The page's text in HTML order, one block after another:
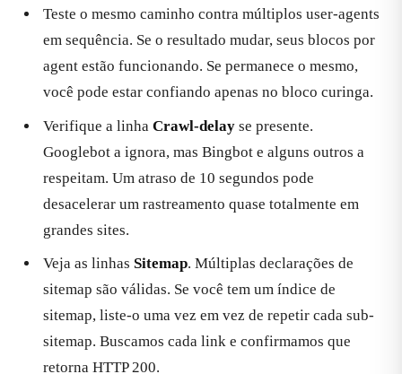
Teste o mesmo caminho contra múltiplos user-agents
em sequência. Se o resultado mudar, seus blocos por
agent estão funcionando. Se permanece o mesmo,
você pode estar confiando apenas no bloco curinga.
Verifique a linha Crawl-delay se presente.
Googlebot a ignora, mas Bingbot e alguns outros a
respeitam. Um atraso de 10 segundos pode
desacelerar um rastreamento quase totalmente em
grandes sites.
Veja as linhas Sitemap. Múltiplas declarações de
sitemap são válidas. Se você tem um índice de
sitemap, liste-o uma vez em vez de repetir cada sub-
sitemap. Buscamos cada link e confirmamos que
retorna HTTP 200.